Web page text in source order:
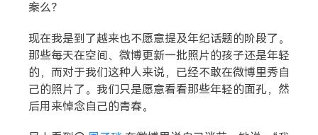
案么？
现在我是到了越来也不愿意提及年纪话题的阶段了。
那些每天在空间、微博更新一批照片的孩子还是年轻
的，而对于我们这种人来说，已经不敢在微博里秀自
己的照片了。我们只是愿意看看那些年轻的面孔，然
后用来悼念自己的青春。